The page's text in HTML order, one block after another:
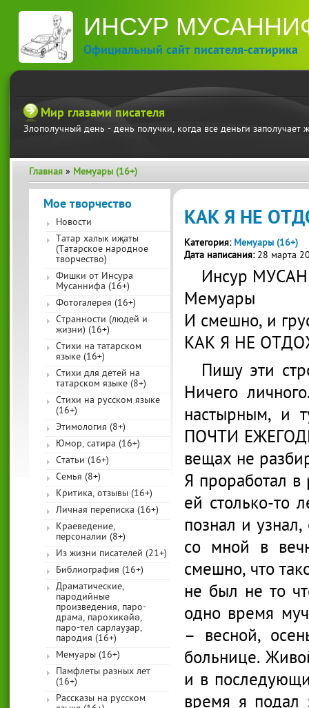
ИНСУР
Официальный сайт писателя-сатирика
Мир глазами писателя
Злополучный день - день получки, когда все деньги заполучает
Вы здесь
Главная » Мемуары (16+)
КАК Я НЕ
Категория: Мемуары (16+)
Дата написания: 28 марта
Инсур
Мемуары
И смешно, и
КАК Я НЕ
Пишу эти
Ничего
настырным, и
ПОЧТИ
вещах не
Я проработал в
ей столько-то
познал и
со мной в
смешно, что
не был не то
одно время
– весной,
больнице.
и в
время я подал
Мое творчество
Новости
Татар халык иҗаты
(Татарское народное
творчество)
Фишки от Инсура
Мусаннифа (16+)
Фотогалерея (16+)
Странности (людей и
жизни) (16+)
Стихи на татарском
языке (16+)
Стихи для детей на
татарском языке (8+)
Стихи на русском языке
(16+)
Этимология (8+)
Юмор, сатира (16+)
Статьи (16+)
Семья (8+)
Критика, отзывы (16+)
Личная переписка (16+)
Краеведение,
персоналии (8+)
Из жизни писателей (21+)
Библиография (16+)
Драматические,
пародийные
произведения, паро-
драма, парохикәйә,
паро-тел сарлауҙар,
пародия (16+)
Мемуары (16+)
Памфлеты разных лет
(16+)
Рассказы на русском